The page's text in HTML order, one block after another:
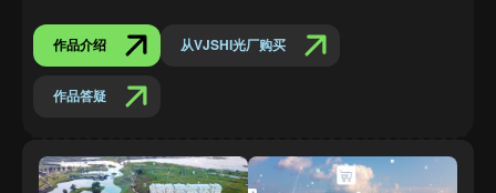
作品介绍 从VJSHI光厂购买
作品答疑